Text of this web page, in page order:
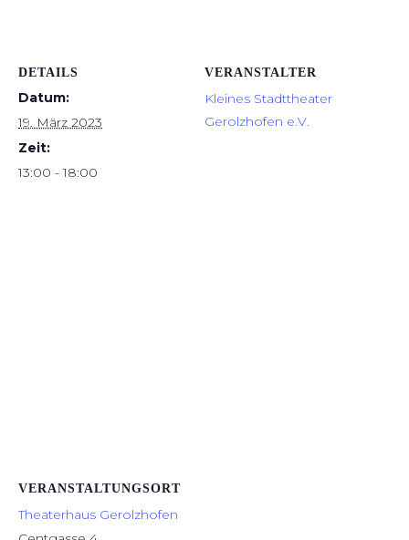
DETAILS
Datum:
19. März 2023
Zeit:
13:00 - 18:00
VERANSTALTER
Kleines Stadttheater
Gerolzhofen e.V.
VERANSTALTUNGSORT
Theaterhaus Gerolzhofen